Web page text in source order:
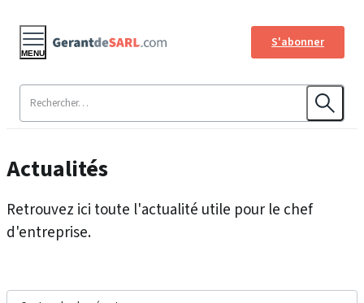
S'abonner
MENU
Actualités
Retrouvez ici toute l'actualité utile pour le chef
d'entreprise.